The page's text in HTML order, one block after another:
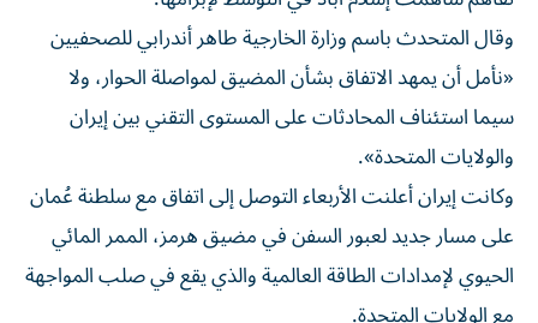
وقال المتحدث باسم وزارة الخارجية طاهر أندرابي للصحفيين
«نأمل أن يمهد الاتفاق بشأن المضيق لمواصلة الحوار، ولا
سيما استئناف المحادثات على المستوى التقني بين إيران
والولايات المتحدة».
وكانت إيران أعلنت الأربعاء التوصل إلى اتفاق مع سلطنة عُمان
على مسار جديد لعبور السفن في مضيق هرمز، الممر المائي
الحيوي لإمدادات الطاقة العالمية والذي يقع في صلب المواجهة